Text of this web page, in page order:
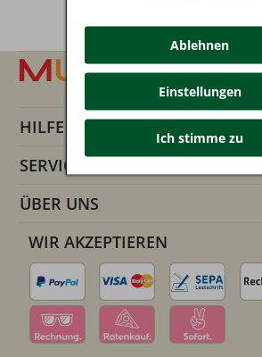
HILFE
SERVICE INFOS
ÜBER UNS
WIR AKZEPTIEREN
Ablehnen
Einstellungen
Ich stimme zu